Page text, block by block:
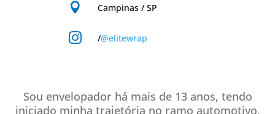
 Campinas / SP
 /@elitewrap
Sou envelopador há mais de 13 anos, tendo
iniciado minha trajetória no ramo automotivo,